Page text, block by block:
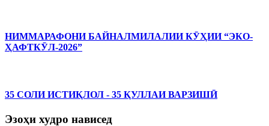
НИММАРАФОНИ БАЙНАЛМИЛАЛИИ КӮҲИИ “ЭКО-
ҲАФТКӮЛ-2026”
35 СОЛИ ИСТИҚЛОЛ - 35 ҚУЛЛАИ ВАРЗИШӢ
Эзоҳи худро нависед